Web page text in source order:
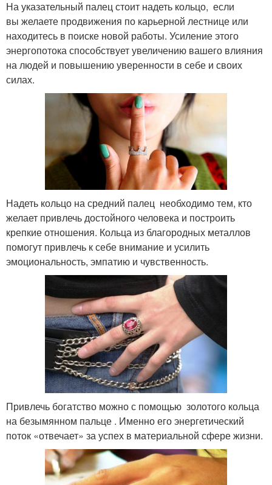
На указательный палец стоит надеть кольцо, если
вы желаете продвижения по карьерной лестнице или
находитесь в поиске новой работы. Усиление этого
энергопотока способствует увеличению вашего влияния
на людей и повышению уверенности в себе и своих
силах.
Надеть кольцо на средний палец необходимо тем, кто
желает привлечь достойного человека и построить
крепкие отношения. Кольца из благородных металлов
помогут привлечь к себе внимание и усилить
эмоциональность, эмпатию и чувственность.
Привлечь богатство можно с помощью золотого кольца
на безымянном пальце . Именно его энергетический
поток «отвечает» за успех в материальной сфере жизни.